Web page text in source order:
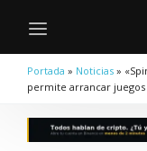
Portada » Noticias »
permite arrancar juegos